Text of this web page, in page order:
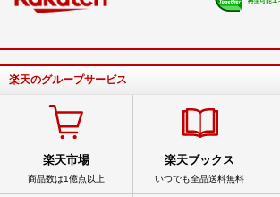
楽天のグループサービス
楽天市場
商品数は1億点以上
楽天ブックス
いつでも全品送料無料